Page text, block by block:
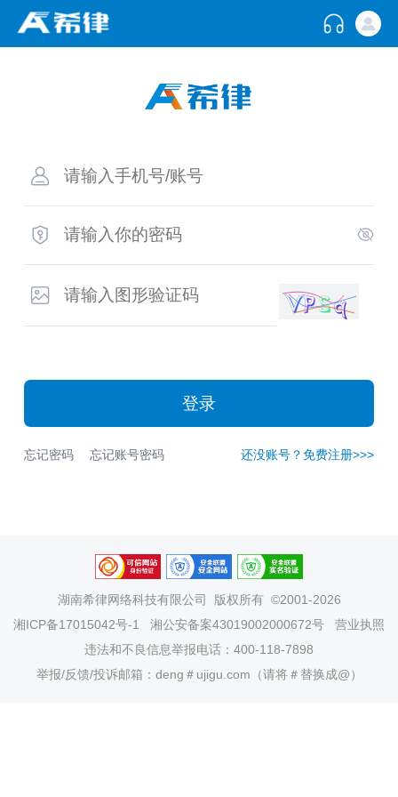
登录
忘记密码 忘记账号密码 还没账号？免费注册>>>
湖南希律网络科技有限公司
版权所有 ©2001-2026
湘ICP备17015042号-1
湘公安备案43019002000672号
营业执照
违法和不良信息举报电话：400-118-7898
举报/反馈/投诉邮箱：deng＃ujigu.com（请将＃替换成@）